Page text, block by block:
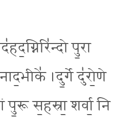
पु॒रा
।दु॒र्गे दु॑रो॒णे
पु॒रू स॒हस्रा॒ शर्वा॒ नि